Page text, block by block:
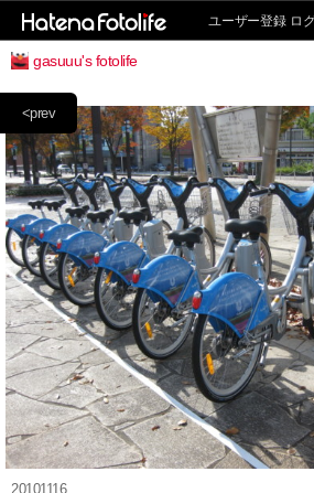
ユーザー登録 ロ
gasuuu's fotolife
<prev
20101116